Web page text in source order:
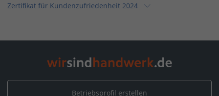
Zertifikat für Kundenzufriedenheit 2024
Ostertag + Maier GmbH Badsanierung Küche Heizung /
Mitgliedschaften und Auszeichnungen
Sanitär, Heizung, Klima /
Betriebsprofil erstellen